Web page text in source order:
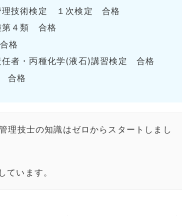
理技術検定 １次検定 合格
第４類 合格
格
者・丙種化学(液石)講習検定 合格
合格
理技士の知識はゼロからスタートしまし
ています。